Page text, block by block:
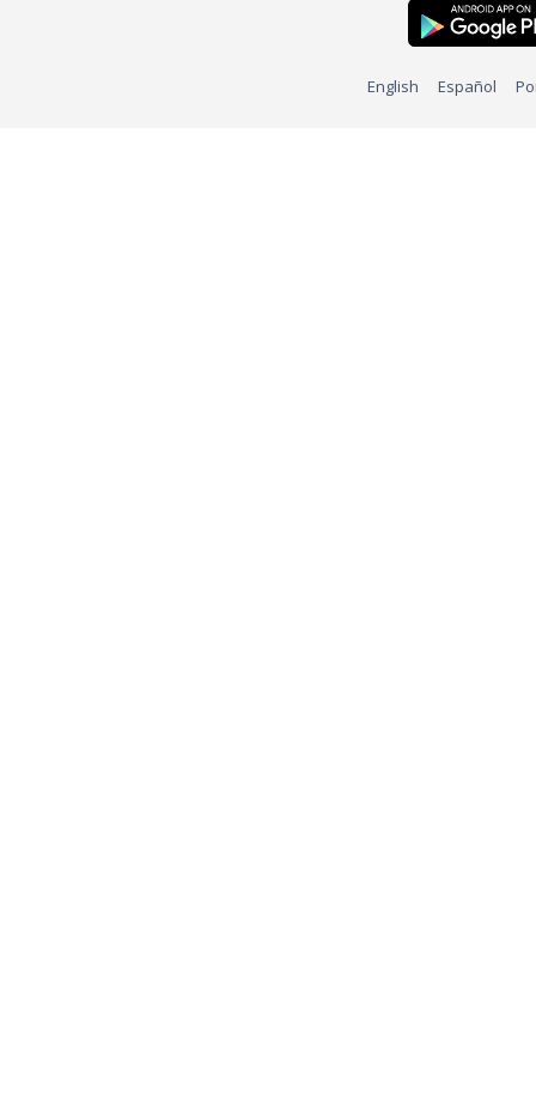
English Español